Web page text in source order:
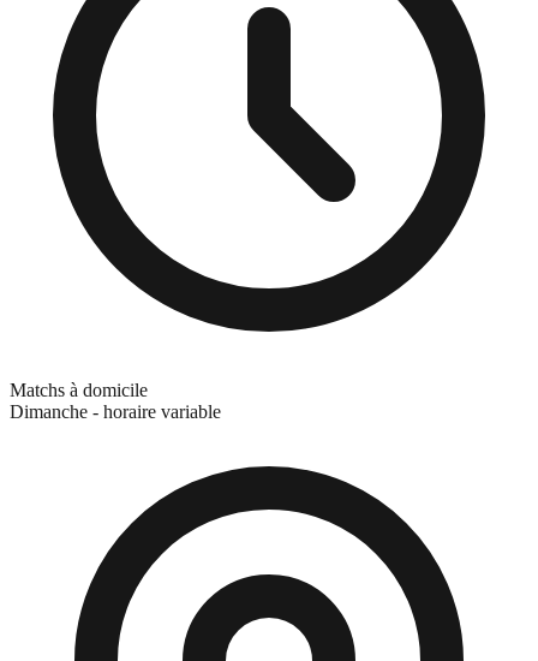
Matchs à domicile
Dimanche - horaire variable